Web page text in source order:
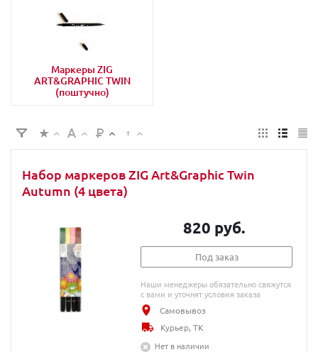
Маркеры ZIG
ART&GRAPHIC TWIN
(поштучно)
Набор маркеров ZIG Art&Graphic Twin
Autumn (4 цвета)
820 руб.
Под заказ
Наши менеджеры обязательно свяжутся
с вами и уточнят условия заказа
Самовывоз
Курьер, ТК
Нет в наличии